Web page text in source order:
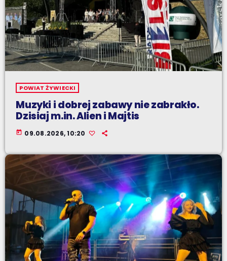
POWIAT ŻYWIECKI
Muzyki i dobrej zabawy nie zabrakło.
Dzisiaj m.in. Alien i Majtis
today 09.08.2026, 10:20